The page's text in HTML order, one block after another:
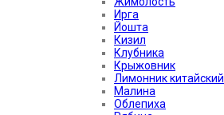
Ирга
Йошта
Кизил
Клубника
Крыжовник
Лимонник китайский
Малина
Облепиха